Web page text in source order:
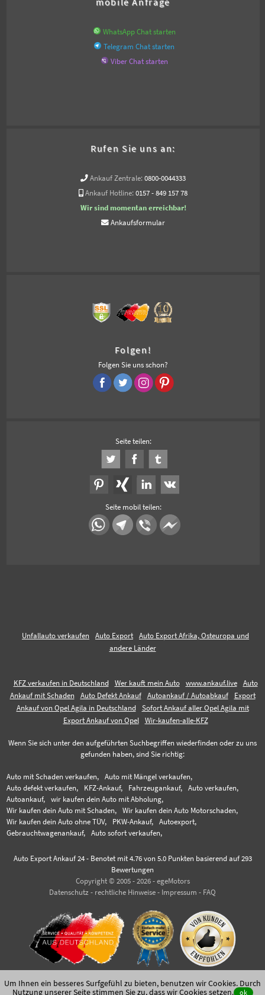
WhatsApp Chat starten
Telegram Chat starten
Viber Chat starten
Rufen Sie uns an:
Ankauf Zentrale: 0800-0044333
Ankauf Hotline: 0157 - 849 157 78
Wir sind momentan erreichbar!
Ankaufsformular
Folgen!
Folgen Sie uns schon?
Seite teilen:
Seite mobil teilen:
Unfallauto verkaufen Auto Export
Auto Export Afrika, Osteuropa und
andere Länder
KFZ verkaufen in Deutschland Wer kauft mein Auto www.ankauf.live
Auto
Ankauf mit Schaden
Auto Defekt Ankauf Autoankauf / Autoabkauf
Export
Ankauf von Opel Agila in Deutschland
Sofort Ankauf aller Opel Agila mit
Export Ankauf von Opel
Wir-kaufen-alle-KFZ
Wenn Sie sich unter den aufgeführten Suchbegriffen wiederfinden oder zu uns
gefunden haben, sind Sie richtig:
Auto mit Schaden verkaufen,
Auto mit Mängel verkaufen,
Auto defekt verkaufen,
KFZ-Ankauf, Fahrzeugankauf,
Auto verkaufen,
Autoankauf,
wir kaufen dein Auto mit Abholung,
Wir kaufen dein Auto mit Schaden,
Wir kaufen dein Auto Motorschaden,
Wir kaufen dein Auto ohne TÜV,
PKW-Ankauf,
Autoexport,
Gebrauchtwagenankauf,
Auto sofort verkaufen,
Auto Export Ankauf 24- Benotet mit 4.76von 5.0 Punkten basierend auf 293
Bewertungen
Copyright © 2005 - 2026 - egeMotors
Datenschutz - rechtliche Hinweise - Impressum - FAQ
Um Ihnen ein besseres Surfgefühl zu bieten, benutzen wir Cookies. Durch
Nutzung unserer Seite stimmen Sie zu,dass wir Cookies setzen. ok